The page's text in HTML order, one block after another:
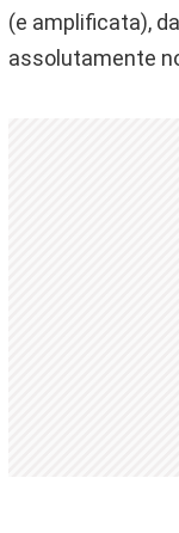
(e amplificata),
assolutamente